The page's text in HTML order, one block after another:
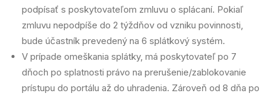
podpísať s poskytovateľom zmluvu o splácaní. Pokiaľ
zmluvu nepodpíše do 2 týždňov od vzniku povinnosti,
bude účastník prevedený na 6 splátkový systém.
V prípade omeškania splátky, má poskytovateľ po 7
dňoch po splatnosti právo na prerušenie/zablokovanie
prístupu do portálu až do uhradenia. Zároveň od 8 dňa po